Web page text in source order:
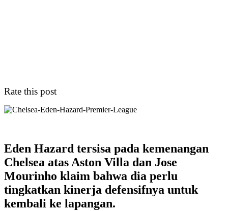
Rate this post
Eden Hazard tersisa pada kemenangan
Chelsea atas Aston Villa dan Jose
Mourinho klaim bahwa dia perlu
tingkatkan kinerja defensifnya untuk
kembali ke lapangan.